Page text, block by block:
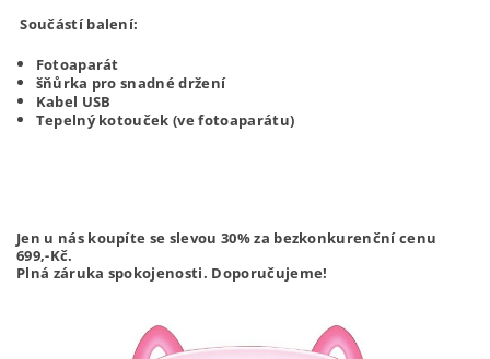
Součástí balení:
Fotoaparát
šňůrka pro snadné držení
Kabel USB
Tepelný kotouček (ve fotoaparátu)
Jen u nás koupíte se slevou 30% za bezkonkurenční cenu
699,-Kč.
Plná záruka spokojenosti. Doporučujeme!